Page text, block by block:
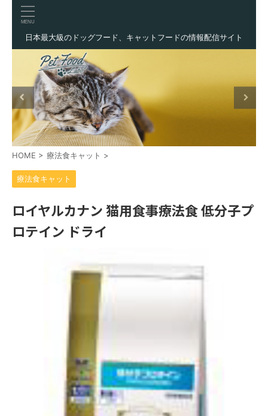
日本最大級のドッグフード、キャットフードの情報配信サイト
HOME > 療法食キャット >
療法食キャット
ロイヤルカナン 猫用食事療法食 低分子プ
ロテイン ドライ